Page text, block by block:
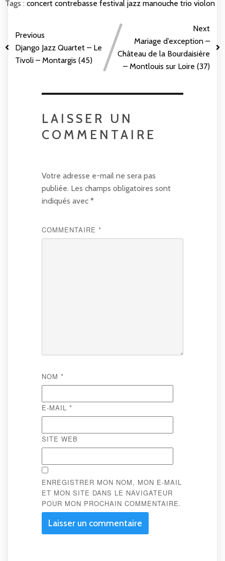
Tags : concert contrebasse festival jazz manouche trio violon
Previous
Django Jazz Quartet – Le
Tivoli – Montargis (45)
Next
Mariage d’exception –
Château de la Bourdaisière
– Montlouis sur Loire (37)
LAISSER UN
COMMENTAIRE
Votre adresse e-mail ne sera pas
publiée. Les champs obligatoires sont
indiqués avec *
COMMENTAIRE *
NOM *
E-MAIL *
SITE WEB
ENREGISTRER MON NOM, MON E-MAIL
ET MON SITE DANS LE NAVIGATEUR
POUR MON PROCHAIN COMMENTAIRE.